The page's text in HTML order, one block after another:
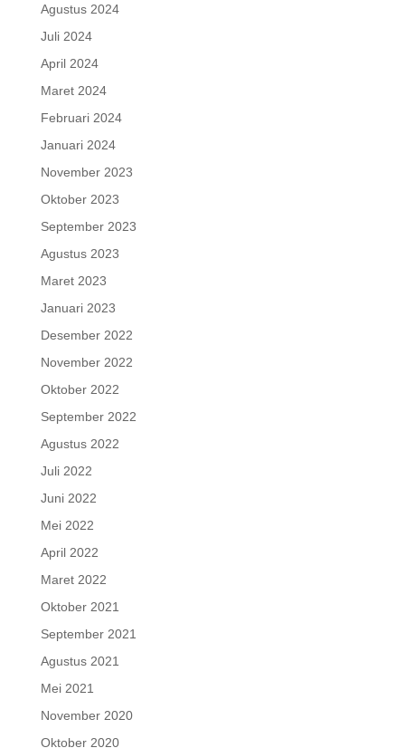
Agustus 2024
Juli 2024
April 2024
Maret 2024
Februari 2024
Januari 2024
November 2023
Oktober 2023
September 2023
Agustus 2023
Maret 2023
Januari 2023
Desember 2022
November 2022
Oktober 2022
September 2022
Agustus 2022
Juli 2022
Juni 2022
Mei 2022
April 2022
Maret 2022
Oktober 2021
September 2021
Agustus 2021
Mei 2021
November 2020
Oktober 2020